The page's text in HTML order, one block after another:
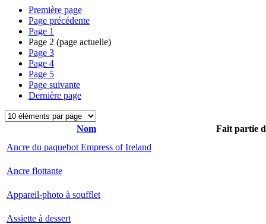
Première page
Page précédente
Page 1
Page 2 (page actuelle)
Page 3
Page 4
Page 5
Page suivante
Dernière page
Nom
Fait partie
Ancre du paquebot Empress of Ireland
Ancre flottante
Appareil-photo à soufflet
Assiette à dessert